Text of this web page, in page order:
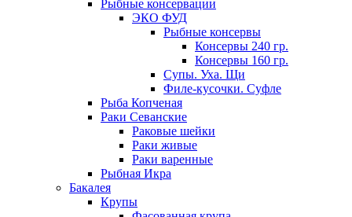
Рыбные консервации
ЭКО ФУД
Рыбные консервы
Консервы 240 гр.
Консервы 160 гр.
Супы. Уха. Щи
Филе-кусочки. Суфле
Рыба Копченая
Раки Севанские
Раковые шейки
Раки живые
Раки варенные
Рыбная Икра
Бакалея
Крупы